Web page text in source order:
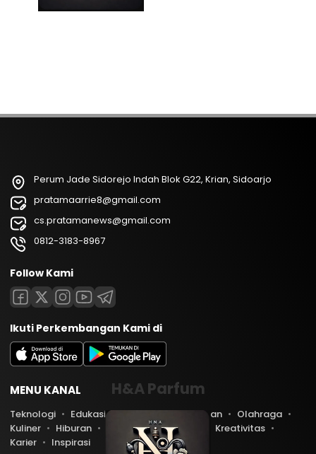
Perum Jade Sidorejo Indah Blok G22, Krian, Sidoarjo
pratamaarrie8@gmail.com
cs.pratamanews@gmail.com
0812-3183-8967
Follow Kami
Ikuti Perkembangan Kami di
MENU KANAL
Teknologi Edukasi Lifestyle Keuangan
Olahraga
Kuliner
Hiburan Travel Kesehatan
Kreativitas
Karier
Inspirasi
H&A Parfum